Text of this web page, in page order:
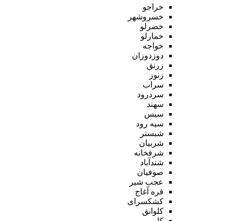
خراجو
خسروشهر
خضرلو
خمارلو
خواجه
دوزدوزان
زرنق
زنوز
سراب
سردرود
سهند
سیس
سیه رود
شبستر
شربیان
شرفخانه
شندآباد
صوفیان
عجب شیر
قره آغاج
کشکسرای
کلوانق